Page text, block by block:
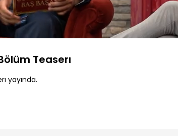
Yüklendi:
80.20%
Oynatma
Hızı
Teaserı
yayında.